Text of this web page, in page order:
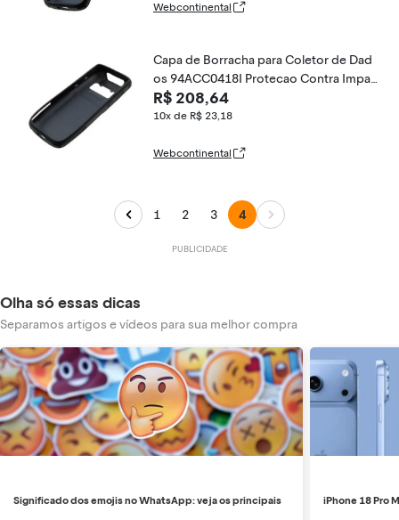
Webcontinental
Capa de Borracha para Coletor de Dad
os 94ACC0418I Protecao Contra Impac
tos Memor K20 e K25 Datalogic
R$ 208,64
10x de R$ 23,18
Webcontinental
1 2 3 4
Olha só essas dicas
Separamos artigos e vídeos para sua melhor compra
Significado dos emojis no WhatsApp: veja os principais iPhone 18 Pro